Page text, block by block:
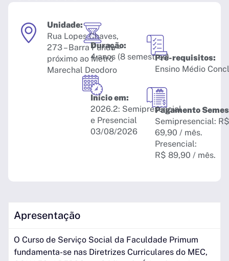
Unidade:
Rua Lopes Chaves,
273 – Barra Funda –
próximo ao Metrô
Marechal Deodoro
Duração:
4 anos (8 semestres)
Início em:
2026.2: Semipresencial
e Presencial
03/08/2026
Pré-requisitos:
Ensino Médio
Pagamento
Semipresencial: R$
69,90 / mês.
Presencial:
R$ 89,90 / mês.
Apresentação
O Curso de Serviço Social da Faculdade Primum
fundamenta-se nas Diretrizes Curriculares do MEC,